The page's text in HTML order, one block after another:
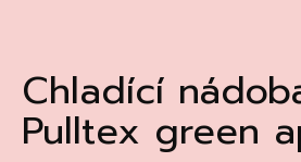
Chladící
Pulltex green
í
t
?